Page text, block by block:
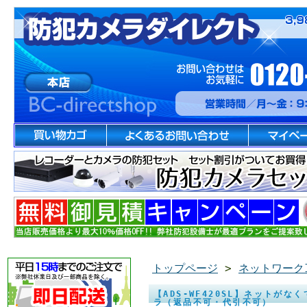
トップページ > ネットワー
【ADS-WF420SL】ネットがな
ラ（返品不可・代引不可）